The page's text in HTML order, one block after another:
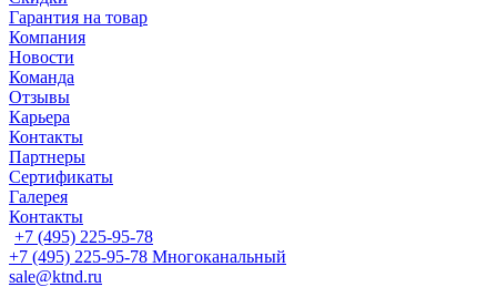
Гарантия на товар
Компания
Новости
Команда
Отзывы
Карьера
Контакты
Партнеры
Сертификаты
Галерея
Контакты
+7 (495) 225-95-78
+7 (495) 225-95-78 Многоканальный
sale@ktnd.ru